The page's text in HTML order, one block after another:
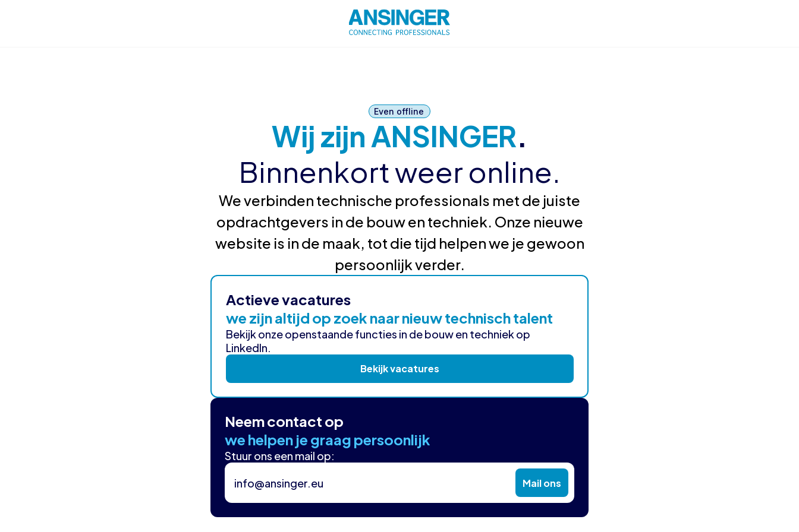
Even offline
Wij zijn ANSINGER.
Binnenkort weer online.
We verbinden technische professionals met de juiste
opdrachtgevers in de bouw en techniek. Onze nieuwe
website is in de maak, tot die tijd helpen we je gewoon
persoonlijk verder.
Actieve vacatures
we zijn altijd op zoek naar nieuw technisch talent
Bekijk onze openstaande functies in de bouw en techniek op
LinkedIn.
Bekijk vacatures
Neem contact op
we helpen je graag persoonlijk
Stuur ons een mail op:
info@ansinger.eu
Mail ons